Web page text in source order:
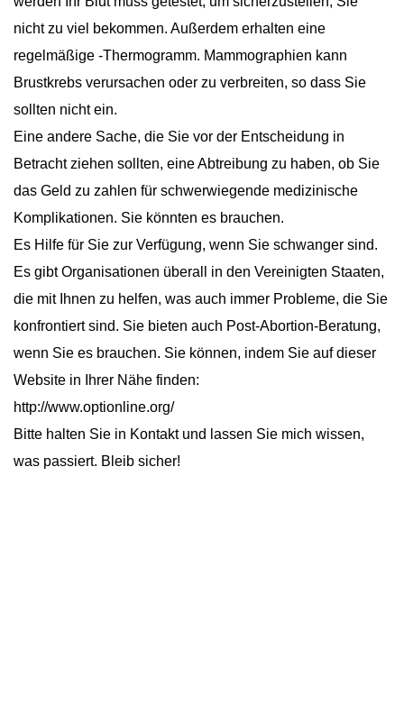
nicht zu viel bekommen. Außerdem erhalten eine
regelmäßige -Thermogramm. Mammographien kann
Brustkrebs verursachen oder zu verbreiten, so dass Sie
sollten nicht ein.
Eine andere Sache, die Sie vor der Entscheidung in
Betracht ziehen sollten, eine Abtreibung zu haben, ob Sie
das Geld zu zahlen für schwerwiegende medizinische
Komplikationen. Sie könnten es brauchen.
Es Hilfe für Sie zur Verfügung, wenn Sie schwanger sind.
Es gibt Organisationen überall in den Vereinigten Staaten,
die mit Ihnen zu helfen, was auch immer Probleme, die Sie
konfrontiert sind. Sie bieten auch Post-Abortion-Beratung,
wenn Sie es brauchen. Sie können, indem Sie auf dieser
Website in Ihrer Nähe finden:
http://www.optionline.org/
Bitte halten Sie in Kontakt und lassen Sie mich wissen,
was passiert. Bleib sicher!